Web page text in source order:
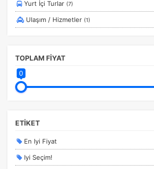
Tercihleri Kaydet
Yurt İçi Turlar (7)
Ulaşım / Hizmetler (1)
TOPLAM FİYAT
0
ETİKET
En Iyi Fiyat
Iyi Seçim!